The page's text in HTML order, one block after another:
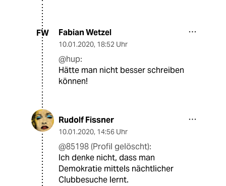
FW Fabian Wetzel
10.01.2020, 18:52 Uhr
@hup:
Hätte man nicht besser schreiben
können!
Rudolf Fissner
10.01.2020, 14:56 Uhr
@85198 (Profil gelöscht):
Ich denke nicht, dass man
Demokratie mittels nächtlicher
Clubbesuche lernt.